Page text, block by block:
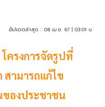
อัปเดตล่าสุด : 08 เม.ย. 67 | 03:01 น.
ครงการจัดรูปที่
ามารถแก้ไข
องประชาชน